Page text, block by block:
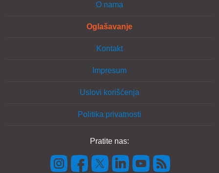
O nama
Oglašavanje
Kontakt
Impresum
Uslovi korišćenja
Politika privatnosti
Pratite nas: